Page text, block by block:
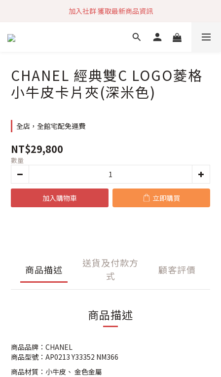
加入社群 獲取最新商品資訊
加入社群 獲取最新商品資訊
旗艦店會員募集中
加入社群 獲取最新商品資訊
CHANEL 經典雙C LOGO菱格
小牛皮卡片夾(深米色)
全店，全館宅配免運費
NT$29,800
數量
加入購物車 立即購買
商品描述
送貨及付款方
式
顧客評價
商品描述
商品品牌：CHANEL
商品型號：AP0213 Y33352 NM366
商品材質：小牛皮、 金色金屬